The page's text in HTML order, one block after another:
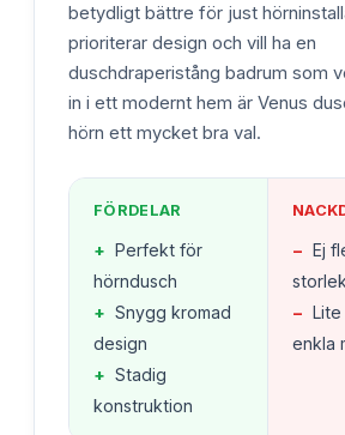
betydligt bättre för just
prioriterar design och vill ha en
duschdraperistång badrum som
in i ett modernt hem är Venus
hörn ett mycket bra val.
FÖRDELAR
+ Perfekt för
hörndusch
+ Snygg kromad
design
+ Stadig
konstruktion
− Ej
storlek
− Lite
enkla